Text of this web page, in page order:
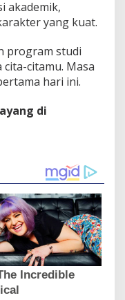
akademik,
yang kuat.
program studi
citamu. Masa
hari ini.
di